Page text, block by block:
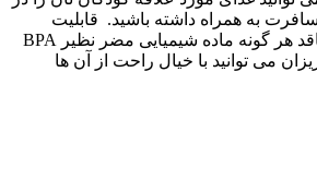
به همراه داشته باشید. قابلیت
استفاده مجدد دارند و فاقد هر گونه ماده شیمیایی مضر نظیر BPA
می توانید با خیال راحت از آن ها